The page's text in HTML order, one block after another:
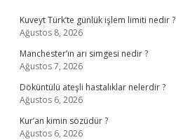
Kuveyt Türk’te günlük işlem limiti nedir ?
Ağustos 8, 2026
Manchester’ın arı simgesi nedir ?
Ağustos 7, 2026
Döküntülü ateşli hastalıklar nelerdir ?
Ağustos 6, 2026
Kur’an kimin sözüdür ?
Ağustos 6, 2026